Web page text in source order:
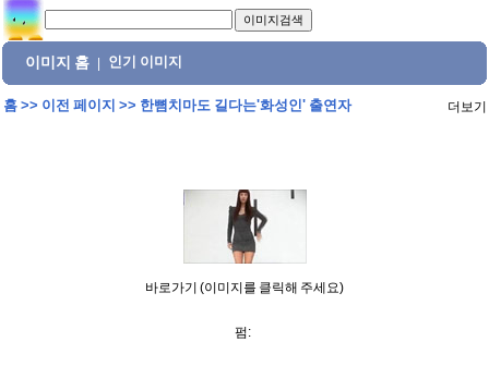
이미지 홈 인기 이미지
홈>> 이전 페이지 >> 한뼘치마도 길다는'화성인' 출연자 더보기
바로가기 (이미지를 클릭해 주세요)
펌: